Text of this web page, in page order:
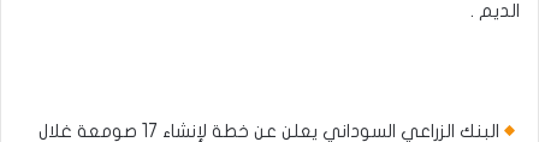
الديم .
البنك الزراعي السوداني يعلن عن خطة لإنشاء 17 صومعة غلال